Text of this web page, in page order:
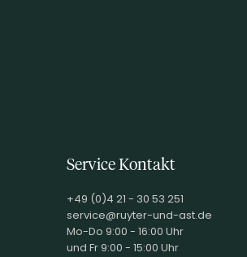
GRAPES AND CO – Aubert & Mathieu, 22 Rue
Service Kontakt
+49 (0)4 21 - 30 53 251
service@ruyter-und-ast.de
Mo-Do 9:00 - 16:00 Uhr
und Fr 9:00 - 15:00 Uhr